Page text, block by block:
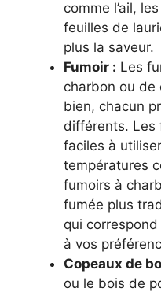
comme l’ail,
feuilles de
plus la saveur.
Fumoir : Les
charbon ou de
bien, chacun
différents. Les
faciles à
températures
fumoirs à
fumée plus
qui
à vos
Copeaux de
ou le bois de